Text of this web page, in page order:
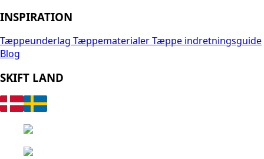
INSPIRATION
Tæppeunderlag TæppematerialerTæppe indretningsguide
Blog
SKIFT LAND